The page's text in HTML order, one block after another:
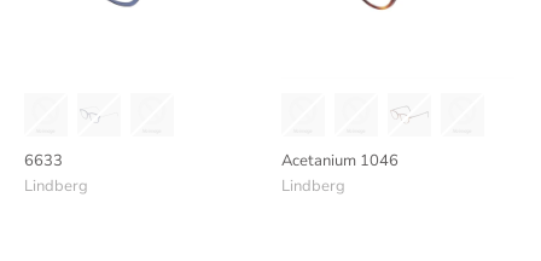
6633
Lindberg
Acetanium 1046
Lindberg